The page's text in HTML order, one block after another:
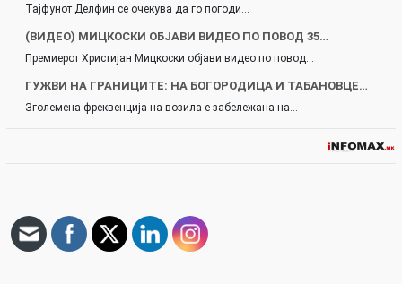
Тајфунот Делфин се очекува да го погоди…
(ВИДЕО) МИЦКОСКИ ОБЈАВИ ВИДЕО ПО ПОВОД 35…
Премиерот Христијан Мицкоски објави видео по повод…
ГУЖВИ НА ГРАНИЦИТЕ: НА БОГОРОДИЦА И ТАБАНОВЦЕ…
Зголемена фреквенција на возила е забележана на…